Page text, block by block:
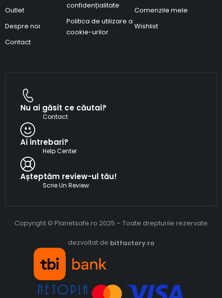
Outlet
Despre noi
Contact
confidențialitate
Politica de utilizare a
cookie-urilor
Comenzile mele
Wishlist
Nu ai găsit ce căutai?
Contact
Ai intrebari?
Help Center
Așteptăm review-ul tău!
Scrie Un Review
Copyright © Planetsafe.ro 2025 – Toate drepturile rezervate
dezvoltat de bitfactory.ro